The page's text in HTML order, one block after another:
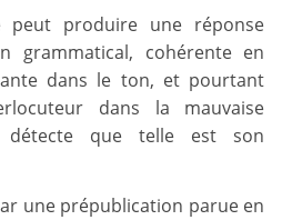
peut produire une réponse
grammatical, cohérente en
dans le ton, et pourtant
dans la mauvaise
que telle est son
une prépublication parue en